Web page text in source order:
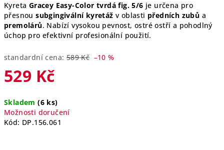
Kyreta Gracey Easy-Color tvrdá fig. 5/6 je určena pro
přesnousubgingivální kyretáž v oblasti předních zubů a
premolárů. Nabízí vysokou pevnost, ostré ostří a pohodlný
úchop pro efektivní profesionální použití.
standardní cena: 589 Kč –10 %
529 Kč
cena:
Skladem(6 ks)
Možnosti doručení
Kód: DP.156.061